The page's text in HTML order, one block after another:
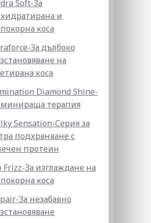
Soft-За
и
коса
За дълбоко
на
коса
Diamond Shine-
терапия
Sensation-Серия за
подхранване с
протеин
Frizz-За изглаждане на
коса
За незабавно